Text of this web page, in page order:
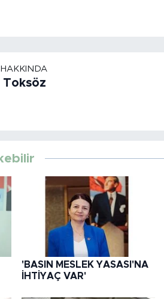
Toksöz
'BASIN MESLEK YASASI'NA
İHTİYAÇ VAR'